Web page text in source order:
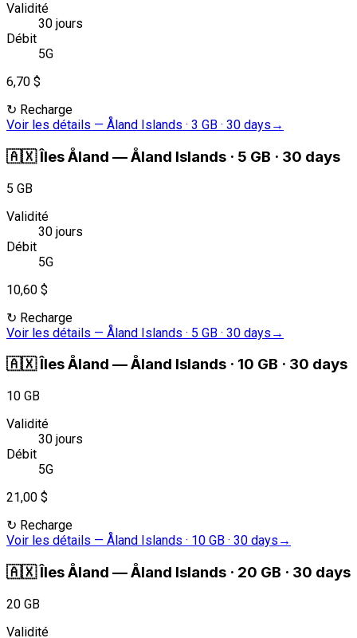
Validité
30 jours
Débit
5G
6,70 $
↻ Recharge
Voir les détails — Åland Islands · 3 GB · 30 days →
🇦🇽Îles Åland —Åland Islands · 5 GB · 30 days
5 GB
Validité
30 jours
Débit
5G
10,60 $
↻ Recharge
Voir les détails — Åland Islands · 5 GB · 30 days →
🇦🇽Îles Åland —Åland Islands · 10 GB · 30 days
10 GB
Validité
30 jours
Débit
5G
21,00 $
↻ Recharge
Voir les détails — Åland Islands · 10 GB · 30 days →
🇦🇽Îles Åland —Åland Islands · 20 GB · 30 days
20 GB
Validité